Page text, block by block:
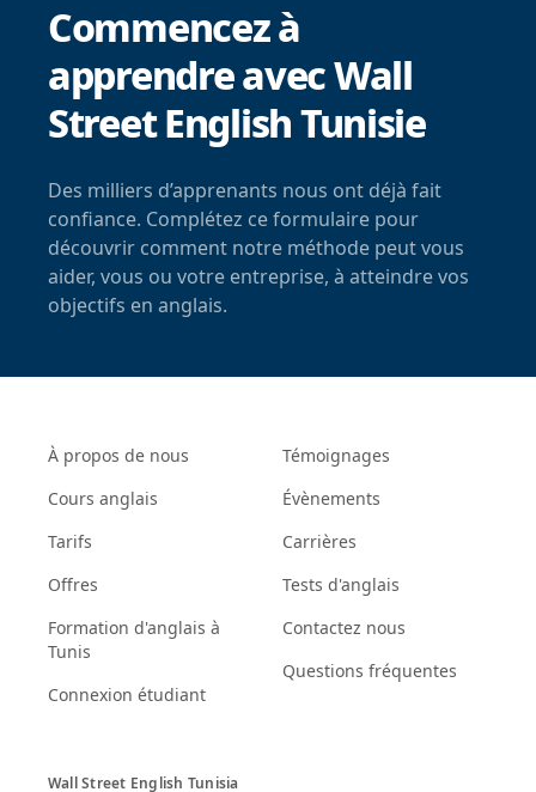
Commencez à
apprendre avec Wall
Street English Tunisie
Des milliers d’apprenants nous ont déjà fait
confiance. Complétez ce formulaire pour
découvrir comment notre méthode peut vous
aider, vous ou votre entreprise, à atteindre vos
objectifs en anglais.
À propos de nous
Cours anglais
Tarifs
Offres
Formation d'anglais à
Tunis
Connexion étudiant
Témoignages
Évènements
Carrières
Tests d'anglais
Contactez nous
Questions fréquentes
Wall Street English Tunisia